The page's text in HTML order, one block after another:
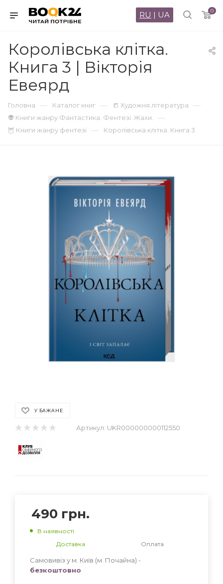
0
RU | UA
Королівська клітка.
Книга 3 | Вікторія
Евеярд
Головна — Каталог книг — 📒 Художня література —
👽 Книги жанру Фантастика. Фентезі. Жахи. —
🦉 Книги жанру фентезі — Королівська клітка. Книга 3
У БАЖАНЕ
Артикул: UKR000000000112550
490 грн.
В наявності
Доставка
Оплата
Самовивіз у м. Київ (м. Почайна) -
безкоштовно